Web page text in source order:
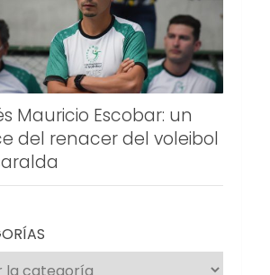
Mauricio Escobar: un
del renacer del voleibol